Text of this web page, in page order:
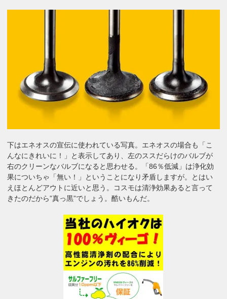
下はエネオスの宣伝に使われている写真。エネオスの場合も「こ
んなにきれいに！」と表示してあり、左のススだらけのバルブが
右のクリーンなバルブになると思わせる。「86％低減」は浄化効
果についちゃ「無い！」ということになり矛盾しますが。とはい
えほとんどアウトに近いと思う。コスモは清浄効果あると言って
きたのだから”真っ黒”でしょう。酷いもんだ。